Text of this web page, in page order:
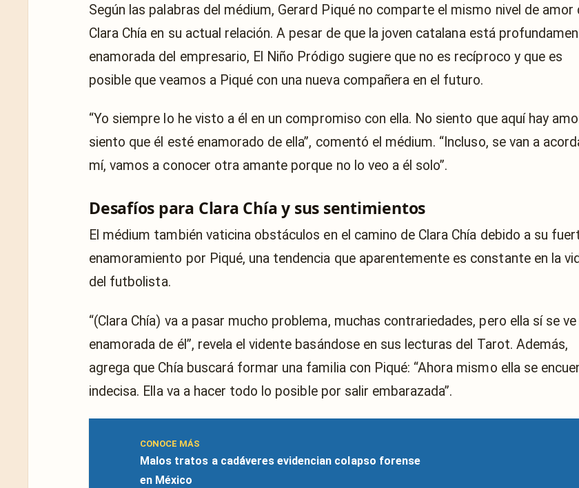
Según las palabras del médium, Gerard Piqué no comparte el mismo nivel de amor
Clara Chía en su actual relación. A pesar de que la joven catalana está
enamorada del empresario, El Niño Pródigo sugiere que no es recíproco y que es
posible que veamos a Piqué con una nueva compañera en el futuro.
“Yo siempre lo he visto a él en un compromiso con ella. No siento que aquí hay
siento que él esté enamorado de ella”, comentó el médium. “Incluso, se van a
mí, vamos a conocer otra amante porque no lo veo a él solo”.
Desafíos para Clara Chía y sus sentimientos
El médium también vaticina obstáculos en el camino de Clara Chía debido a su
enamoramiento por Piqué, una tendencia que aparentemente es constante en la
del futbolista.
“(Clara Chía) va a pasar mucho problema, muchas contrariedades, pero ella sí se
enamorada de él”, revela el vidente basándose en sus lecturas del Tarot. Además,
agrega que Chía buscará formar una familia con Piqué: “Ahora mismo ella se
indecisa. Ella va a hacer todo lo posible por salir embarazada”.
CONOCE MÁS
Malos tratos a cadáveres evidencian colapso forense
en México